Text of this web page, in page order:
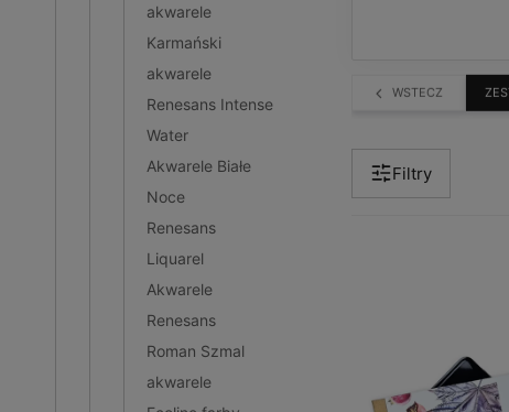
akwarele
Karmański
akwarele
Renesans Intense
Water
Akwarele Białe
Noce
Renesans
Liquarel
Akwarele
Renesans
Roman Szmal
akwarele
WSTECZ
Filtry